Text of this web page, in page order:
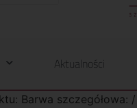
Aktualności
Barwa szczegółowa: